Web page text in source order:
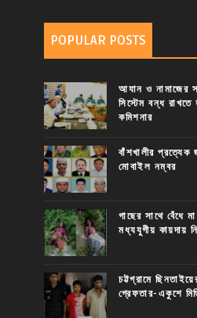
POPULAR POSTS
আযান ও নামাজের
সিস্টেম বন্ধ রাখতে
কমিশনার
বাঁশখালীর প্রত্যেক
মোবাইল নম্বর
গাছের সাথে বেঁধে
মধ্যযুগীয় কায়দায়
চট্টগ্রামে
গ্রেফতার-একুশে